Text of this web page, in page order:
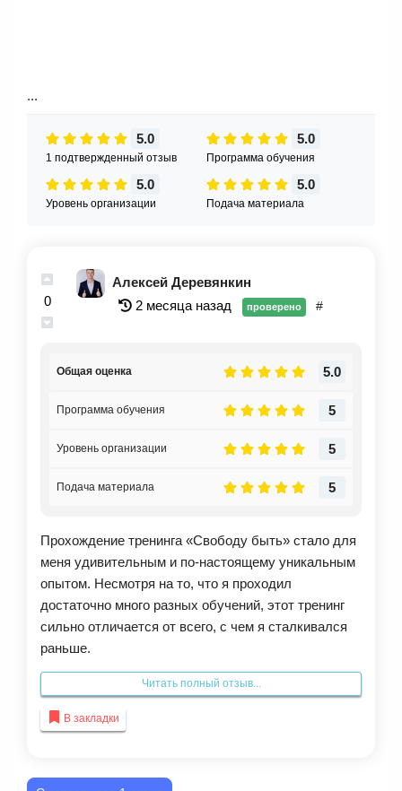
...
5.0
1 подтвержденный отзыв
5.0
Программа обучения
5.0
Уровень организации
5.0
Подача материала
0
Алексей Деревянкин
2 месяца назад
проверено #
5.0
Общая оценка
5
Программа обучения
5
Уровень организации
5
Подача материала
Прохождение тренинга «Свободу быть» стало для
меня удивительным и по-настоящему уникальным
опытом. Несмотря на то, что я проходил
достаточно много разных обучений, этот тренинг
сильно отличается от всего, с чем я сталкивался
раньше.
Одна из его особенностей — завеса тайны вокруг
самой программы. И уже в процессе прохождения
становится понятно, почему это настолько важно.
Опыт, который ты получаешь на тренинге, можно
роли ученика уже не получится. Поэтому особенно
Читать полный отзыв...
В закладки